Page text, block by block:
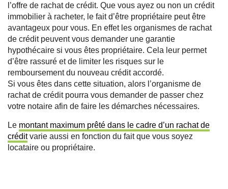
l’offre de rachat de crédit. Que vous ayez ou non un crédit
immobilier à racheter, le fait d’être propriétaire peut être
avantageux pour vous. En effet les organismes de rachat
de crédit peuvent vous demander une garantie
hypothécaire si vous êtes propriétaire. Cela leur permet
d’être rassuré et de limiter les risques sur le
remboursement du nouveau crédit accordé.
Si vous êtes dans cette situation, alors l’organisme de
rachat de crédit pourra vous demander de passer chez
votre notaire afin de faire les démarches nécessaires.
Le montant maximum prêté dans le cadre d’un rachat de
créditvarie aussi en fonction du fait que vous soyez
locataire ou propriétaire.